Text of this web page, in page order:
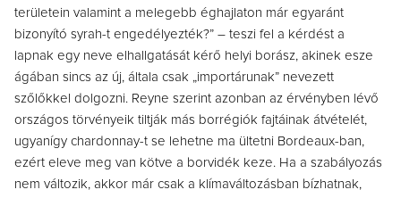
területein valamint a melegebb éghajlaton már egyaránt
bizonyító syrah-t engedélyezték?” – teszi fel a kérdést a
lapnak egy neve elhallgatását kérő helyi borász, akinek esze
ágában sincs az új, általa csak „importárunak” nevezett
szőlőkkel dolgozni. Reyne szerint azonban az érvényben lévő
országos törvényeik tiltják más borrégiók fajtáinak átvételét,
ugyanígy chardonnay-t se lehetne ma ültetni Bordeaux-ban,
ezért eleve meg van kötve a borvidék keze. Ha a szabályozás
nem változik, akkor már csak a klímaváltozásban bízhatnak,